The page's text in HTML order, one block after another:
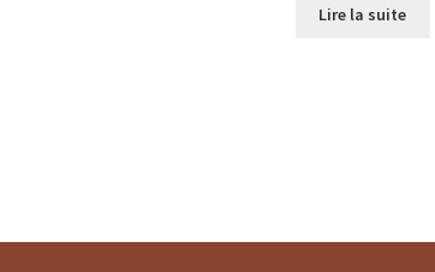
Lire la suite